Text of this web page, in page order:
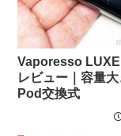
Vaporesso LUXE
レビュー｜容量
Pod交換式